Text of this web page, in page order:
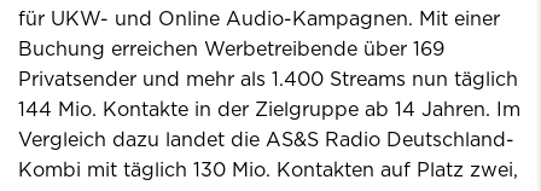
für UKW- und Online Audio-Kampagnen. Mit einer
Buchung erreichen Werbetreibende über 169
Privatsender und mehr als 1.400 Streams nun täglich
144 Mio. Kontakte in der Zielgruppe ab 14 Jahren. Im
Vergleich dazu landet die AS&S Radio Deutschland-
Kombi mit täglich 130 Mio. Kontakten auf Platz zwei,